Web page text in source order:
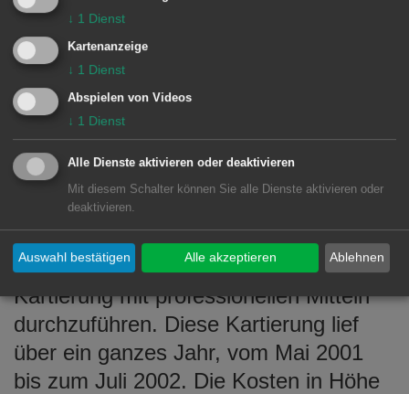
erheblicher zeitlicher und technischer
Aufwand für Feldarbeit und Auswertung
erforderlich, der die Möglichkeiten der
auf ehrenamtlicher Basis arbeitenden
Mitglieder der Projektgruppe 18 bei
weitem übersteigt.
Deshalb wurde der Biologe Dr. Alfred
Nagel, ein international bekannter
Fledermauskundler beauftragt, eine
Kartierung mit professionellen Mitteln
durchzuführen. Diese Kartierung lief
über ein ganzes Jahr, vom Mai 2001
bis zum Juli 2002. Die Kosten in Höhe
↓ 1 Dienst
Kartenanzeige
↓ 1 Dienst
Abspielen von Videos
↓ 1 Dienst
Alle Dienste aktivieren oder deaktivieren
Mit diesem Schalter können Sie alle Dienste aktivieren oder
deaktivieren.
Ablehnen
Auswahl bestätigen Alle akzeptieren